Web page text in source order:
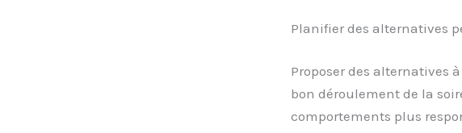
Planifier des alternatives
Proposer des alternatives à
bon déroulement de la
comportements plus